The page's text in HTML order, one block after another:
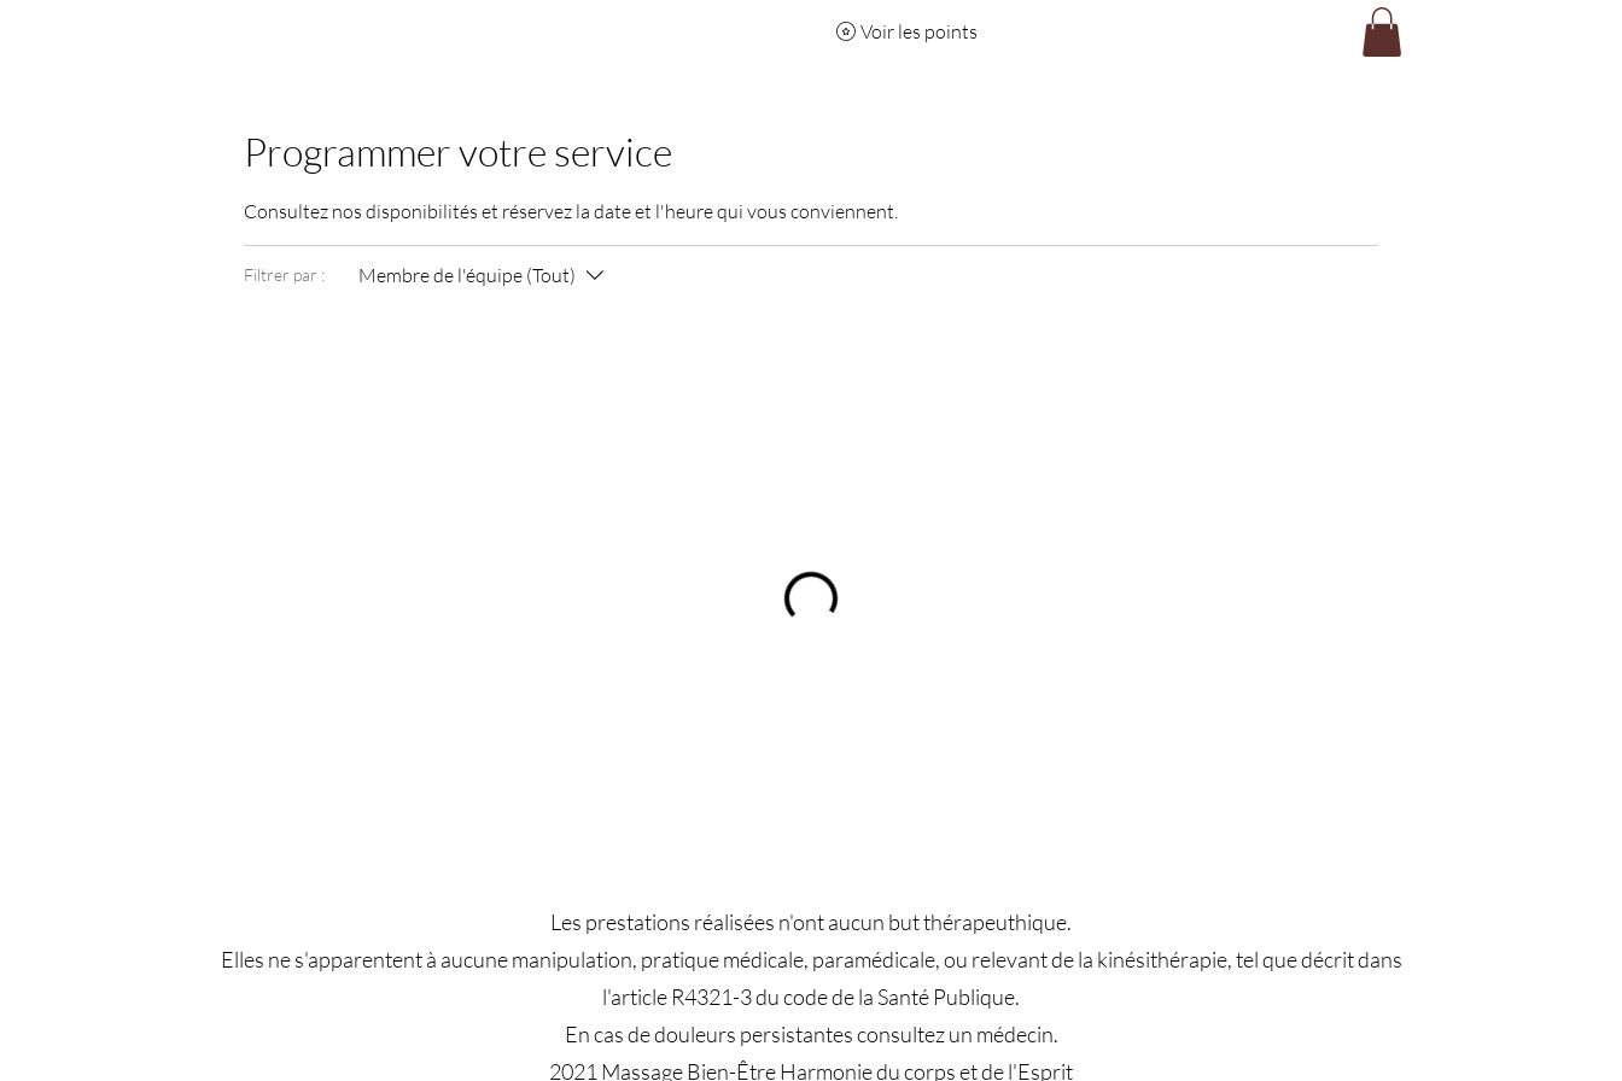
Voir les points
Programmer votre service
Consultez nos disponibilités et réservez la date et l'heure qui vous conviennent.
Filtrer par : Membre de l'équipe (Tout)
Les prestations réalisées n'ont aucun but thérapeuthique.
Elles ne s'apparentent à aucune manipulation, pratique médicale, paramédicale, ou relevant de la kinésithérapie, tel que décrit dans
l'article R4321-3 du code de la Santé Publique.
En cas de douleurs persistantes consultez un médecin.
2021 Massage Bien-Être Harmonie du corps et de l'Esprit